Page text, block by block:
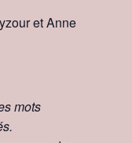
et Anne
mots